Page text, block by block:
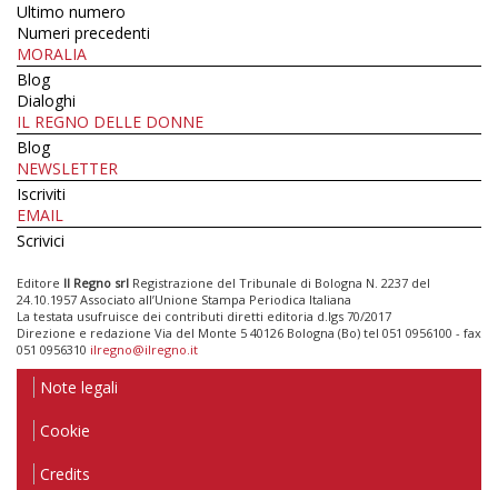
Ultimo numero
Numeri precedenti
MORALIA
Blog
Dialoghi
IL REGNO DELLE DONNE
Blog
NEWSLETTER
Iscriviti
EMAIL
Scrivici
Editore Il Regno srl Registrazione del Tribunale di Bologna N. 2237 del
24.10.1957 Associato all’Unione Stampa Periodica Italiana
La testata usufruisce dei contributi diretti editoria d.lgs 70/2017
Direzione e redazione Via del Monte 5 40126 Bologna (Bo) tel 051 0956100 - fax
051 0956310 ilregno@ilregno.it
Note legali
Cookie
Credits